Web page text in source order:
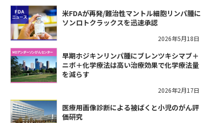
米FDAが再発/難治性マントル細胞リンパ腫に
ソンロトクラックスを迅速承認
2026年5月18日
早期ホジキンリンパ腫にブレンツキシマブ＋
ニボ＋化学療法は高い治療効果で化学療法量
を減らす
2026年2月17日
医療用画像診断による被ばくと小児のがん評
価研究